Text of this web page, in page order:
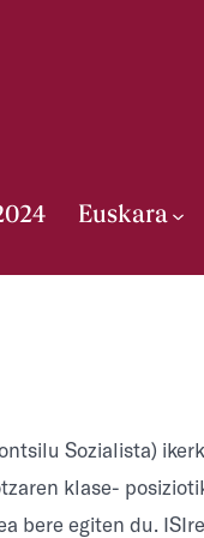
Euskara
Sozialista)
klase-
bere egiten du.